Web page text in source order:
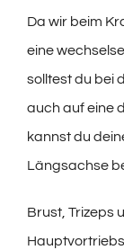
Da wir beim
eine
solltest du bei
auch auf eine
kannst du
Längsachse
Brust, Trizeps